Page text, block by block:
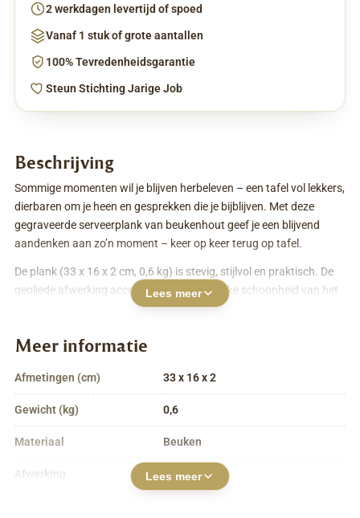
2 werkdagen levertijd of spoed
Vanaf 1 stuk of grote aantallen
100% Tevredenheidsgarantie
Steun Stichting Jarige Job
Beschrijving
Sommige momenten wil je blijven herbeleven – een tafel vol lekkers,
dierbaren om je heen en gesprekken die je bijblijven. Met deze
gegraveerde serveerplank van beukenhout geef je een blijvend
aandenken aan zo’n moment – keer op keer terug op tafel.
De plank (33 x 16 x 2 cm, 0,6 kg) is stevig, stijlvol en praktisch. De
geoliede afwerking accentueert de natuurlijke schoonheid van het
hout en biedt duurzame bescherming. De handige sapgeul houdt je
eenvoudig. Personaliseer jouw plank met een eigen ontwerp, naam
haarscherp in het hout. Liever iets laten ontwerpen? Stuur ons een
uniek resultaat.
Uit te breiden tot een compleet geschenkpakket met lekkere
hapjes, een goede wijn, cadeaufolie, strik en feestelijke doos – met
zorg samengesteld en klaar om te geven.
Lees meer
Meer informatie
Afmetingen (cm) 33 x 16 x 2
Gewicht (kg) 0,6
Materiaal Beuken
Afwerking Geolied
Lees meer